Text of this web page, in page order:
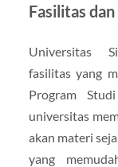
Fasilitas
Universitas
fasilitas yang
Program
universitas
akan materi
yang